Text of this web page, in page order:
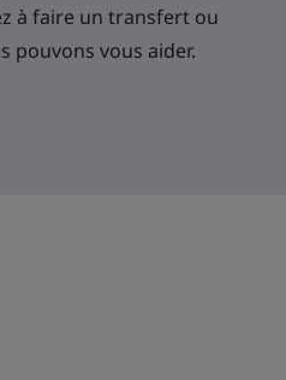
à faire un transfert ou
pouvons vous aider.